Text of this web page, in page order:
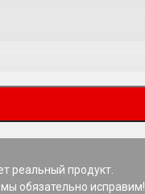
реальный продукт.
мы обязательно исправим!